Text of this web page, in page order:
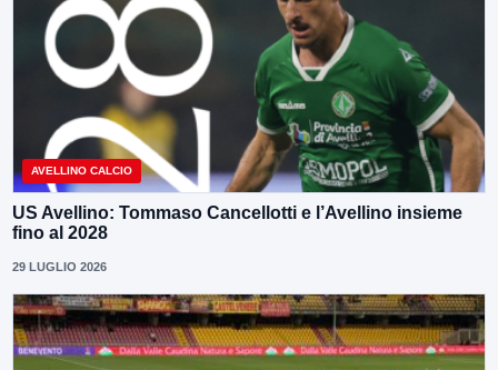
AVELLINO CALCIO
US Avellino: Tommaso Cancellotti e l’Avellino insieme
fino al 2028
29 LUGLIO 2026